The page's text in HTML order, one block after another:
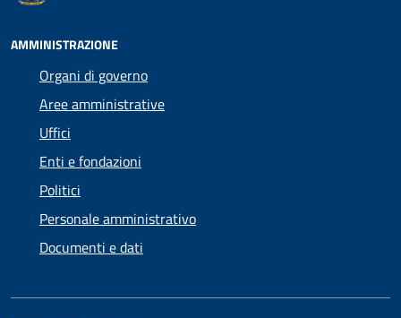
AMMINISTRAZIONE
Organi di governo
Aree amministrative
Uffici
Enti e fondazioni
Politici
Personale amministrativo
Documenti e dati